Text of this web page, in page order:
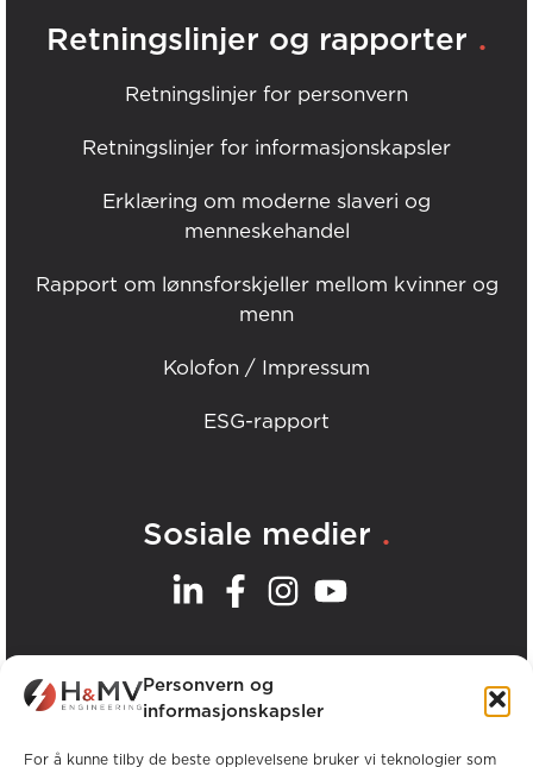
Personvern og
informasjonskapsler
For å kunne tilby de beste opplevelsene bruker vi teknologier som
Retningslinjer og rapporter .
Retningslinjer for personvern
Retningslinjer for informasjonskapsler
Erklæring om moderne slaveri og
menneskehandel
Rapport om lønnsforskjeller mellom kvinner og
menn
Kolofon / Impressum
ESG-rapport
Sosiale medier .
Våre kontorer